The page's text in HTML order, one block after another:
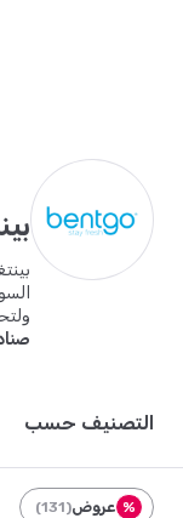
التصنيف حسب
% عروض(
131
)